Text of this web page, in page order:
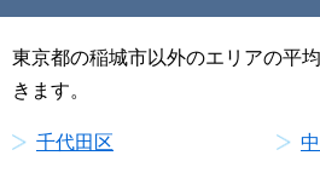
東京都の稲城市以外のエリアの平
きます。
千代田区